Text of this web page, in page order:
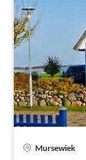
Mursewiek